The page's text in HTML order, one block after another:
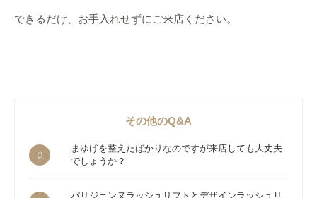
できるだけ、お手入れせずにご来店ください。
その他のQ&A
Q
まゆげを整えたばかりなのですが来店しても大丈夫
でしょうか？
パリジェンヌラッシュリフトとデザインラッシュリ